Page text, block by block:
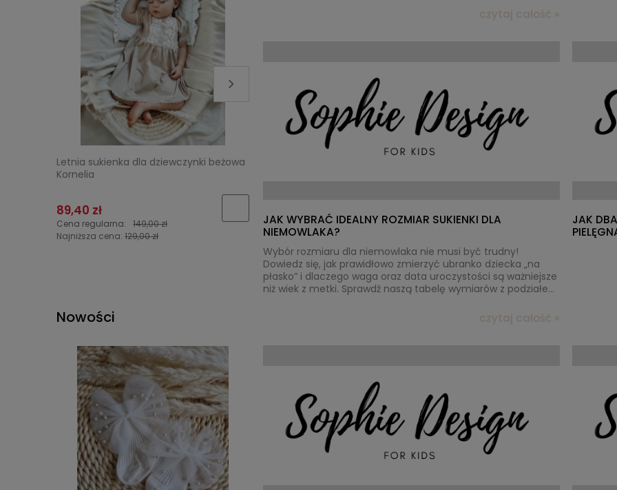
Letnia sukienka dla dziewczynki beżowa
Kornelia
89,40 zł
Cena regularna:
149,00 zł
Najniższa cena: 129,00 zł
Cena regularna: 209,00 zł
Najniższa cena:209,00 zł
Cena regularna:
69,00 zł
Nowości
czytaj całość »
JAK WYBRAĆ IDEALNY ROZMIAR SUKIENKI DLA
NIEMOWLAKA?
Wybór rozmiaru dla niemowlaka nie musi być trudny!
Dowiedz się, jak prawidłowo zmierzyć ubranko dziecka „na
płasko” i dlaczego waga oraz data uroczystości są ważniejsze
niż wiek z metki. Sprawdź naszą tabelę wymiarów z podziałem
Twój maluszek, aby idealnie dopasować sukienkę na ten
czytaj całość »
JAK